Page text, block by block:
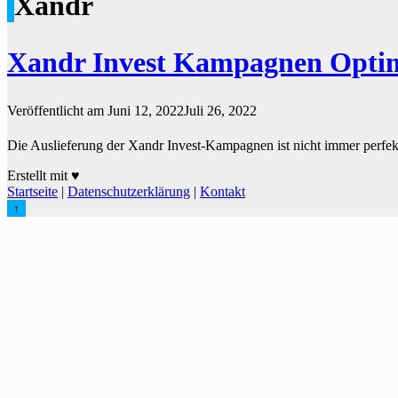
Xandr Invest Kampagnen
Veröffentlicht am Juni 12, 2022Juli 26, 2022
Die Auslieferung der Xandr Invest-Kampagnen ist nicht immer
Erstellt mit ♥
Startseite | Datenschutzerklärung | Kontakt
↑